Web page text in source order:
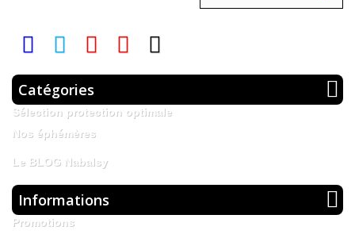
Catégories
Sélection protection optimale
Nos éphémères
Le BLOG Nabalsy
Informations
Promotions